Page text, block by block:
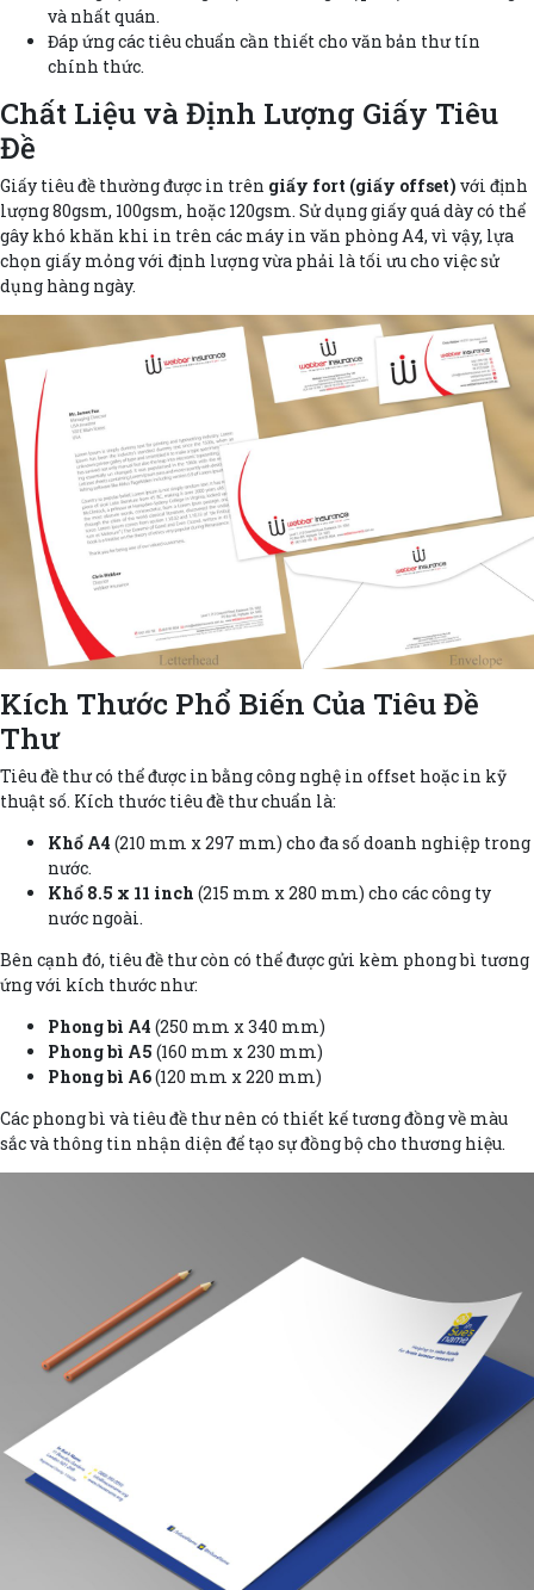
và nhất quán.
Đáp ứng các tiêu chuẩn cần thiết cho văn bản thư tín
chính thức.
Chất Liệu và Định Lượng Giấy Tiêu
Đề
Giấy tiêu đề thường được in trên giấy fort (giấy offset) với định
lượng 80gsm, 100gsm, hoặc 120gsm. Sử dụng giấy quá dày có thể
gây khó khăn khi in trên các máy in văn phòng A4, vì vậy, lựa
chọn giấy mỏng với định lượng vừa phải là tối ưu cho việc sử
dụng hàng ngày.
Kích Thước Phổ Biến Của Tiêu Đề
Thư
Tiêu đề thư có thể được in bằng công nghệ in offset hoặc in kỹ
thuật số. Kích thước tiêu đề thư chuẩn là:
Khổ A4 (210 mm x 297 mm) cho đa số doanh nghiệp trong
nước.
Khổ 8.5 x 11 inch (215 mm x 280 mm) cho các công ty
nước ngoài.
Bên cạnh đó, tiêu đề thư còn có thể được gửi kèm phong bì tương
ứng với kích thước như:
Phong bì A4 (250 mm x 340 mm)
Phong bì A5 (160 mm x 230 mm)
Phong bì A6(120 mm x 220 mm)
Các phong bì và tiêu đề thư nên có thiết kế tương đồng về màu
sắc và thông tin nhận diện để tạo sự đồng bộ cho thương hiệu.